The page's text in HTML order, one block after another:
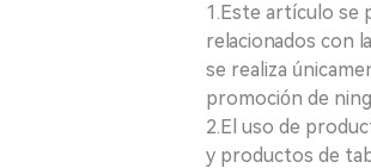
1.Este artículo se
relacionados con
se realiza
promoción de
2.El uso de
y productos de